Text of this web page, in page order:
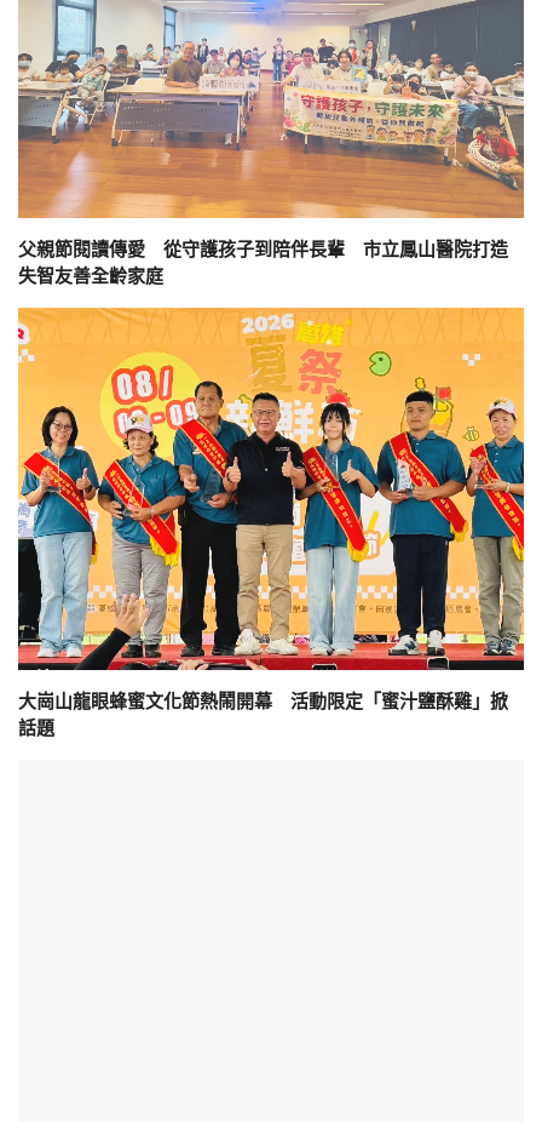
父親節閱讀傳愛 從守護孩子到陪伴長輩 市立鳳山醫院打造
失智友善全齡家庭
大崗山龍眼蜂蜜文化節熱鬧開幕 活動限定「蜜汁鹽酥雞」掀
話題